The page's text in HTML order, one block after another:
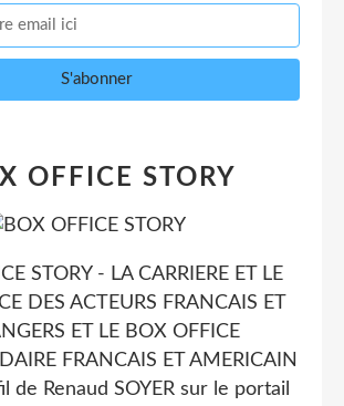
OFFICE STORY
STORY - LA CARRIERE ET LE
DES ACTEURS FRANCAIS ET
ET LE BOX OFFICE
FRANCAIS ET AMERICAIN
de Renaud SOYER sur le portail